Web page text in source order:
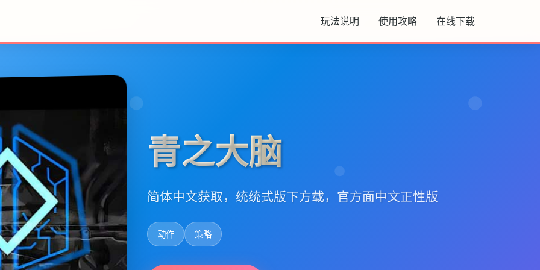
玩法说明 使用攻略 在线下载
青之大脑
简体中文获取，统统式版下方载，官方面中文正性版
动作 策略